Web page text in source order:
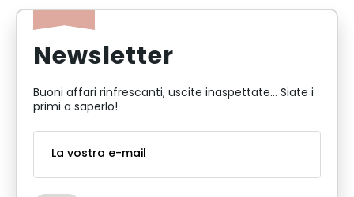
Newsletter
Buoni affari rinfrescanti, uscite inaspettate... Siate i
primi a saperlo!